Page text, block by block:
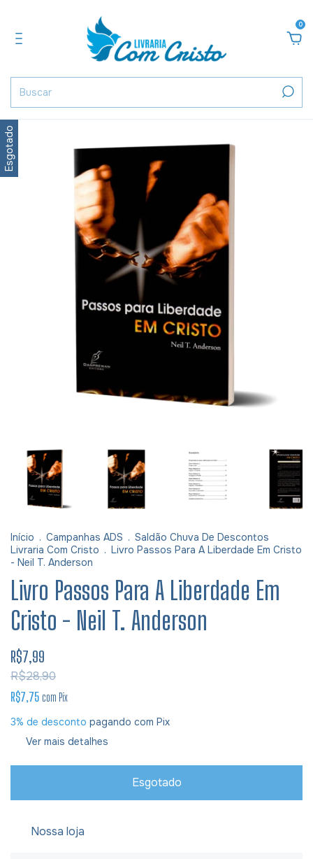
0
Esgotado
Início . Campanhas ADS . Saldão Chuva De Descontos
Livraria Com Cristo . Livro Passos Para A Liberdade Em Cristo
- Neil T. Anderson
Livro Passos Para A Liberdade Em
Cristo - Neil T. Anderson
R$7,99
R$28,90
R$7,75 com Pix
3% de desconto pagando com Pix
Ver mais detalhes
Nossa loja